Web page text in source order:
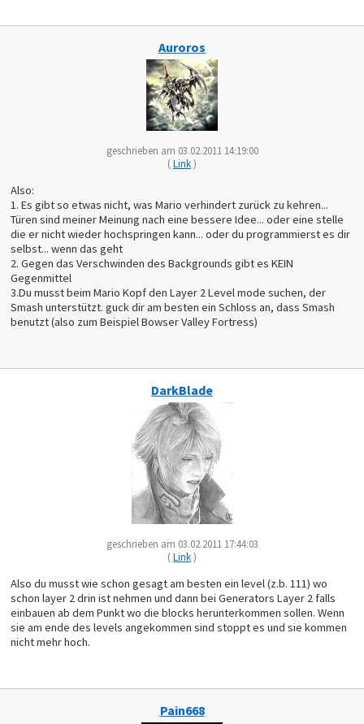
Auroros
geschrieben am 03.02.2011 14:19:00
(Link)
Also:
1. Es gibt so etwas nicht, was Mario verhindert zurück zu kehren...
Türen sind meiner Meinung nach eine bessere Idee... oder eine stelle
die er nicht wieder hochspringen kann... oder du programmierst es dir
selbst... wenn das geht
2. Gegen das Verschwinden des Backgrounds gibt es KEIN
Gegenmittel
3.Du musst beim Mario Kopf den Layer 2 Level mode suchen, der
Smash unterstützt. guck dir am besten ein Schloss an, dass Smash
benutzt (also zum Beispiel Bowser Valley Fortress)
DarkBlade
geschrieben am 03.02.2011 17:44:03
(Link)
Also du musst wie schon gesagt am besten ein level (z.b. 111) wo
schon layer 2 drin ist nehmen und dann bei Generators Layer 2 falls
einbauen ab dem Punkt wo die blocks herunterkommen sollen. Wenn
sie am ende des levels angekommen sind stoppt es und sie kommen
nicht mehr hoch.
Pain668